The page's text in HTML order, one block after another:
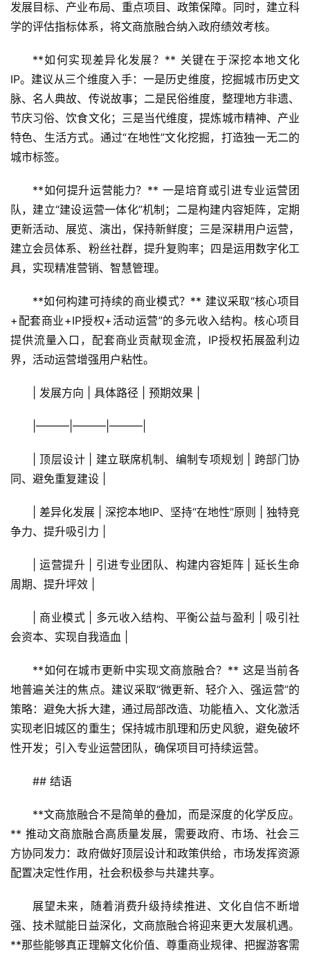
乡
村
振
智
慧
旅
游
+
文
旅
社
区
登录 注册
发展目标、产业布局、重点项目、政策保障。同时，建立科
学的评估指标体系，将文商旅融合纳入政府绩效考核。
**如何实现差异化发展？** 关键在于深挖本地文化
IP。建议从三个维度入手：一是历史维度，挖掘城市历史文
脉、名人典故、传说故事；二是民俗维度，整理地方非遗、
节庆习俗、饮食文化；三是当代维度，提炼城市精神、产业
特色、生活方式。通过“在地性”文化挖掘，打造独一无二的
城市标签。
**如何提升运营能力？** 一是培育或引进专业运营团
队，建立“建设运营一体化”机制；二是构建内容矩阵，定期
更新活动、展览、演出，保持新鲜度；三是深耕用户运营，
建立会员体系、粉丝社群，提升复购率；四是运用数字化工
具，实现精准营销、智慧管理。
**如何构建可持续的商业模式？** 建议采取“核心项目
+配套商业+IP授权+活动运营”的多元收入结构。核心项目
提供流量入口，配套商业贡献现金流，IP授权拓展盈利边
界，活动运营增强用户粘性。
| 发展方向 | 具体路径 | 预期效果 |
|———|———|———|
| 顶层设计 | 建立联席机制、编制专项规划 | 跨部门协
同、避免重复建设 |
| 差异化发展 | 深挖本地IP、坚持“在地性”原则 | 独特竞
争力、提升吸引力 |
| 运营提升 | 引进专业团队、构建内容矩阵 | 延长生命
周期、提升坪效 |
| 商业模式 | 多元收入结构、平衡公益与盈利 | 吸引社
会资本、实现自我造血 |
**如何在城市更新中实现文商旅融合？** 这是当前各
地普遍关注的焦点。建议采取“微更新、轻介入、强运营”的
策略：避免大拆大建，通过局部改造、功能植入、文化激活
实现老旧城区的重生；保持城市肌理和历史风貌，避免破坏
性开发；引入专业运营团队，确保项目可持续运营。
## 结语
**文商旅融合不是简单的叠加，而是深度的化学反应。
** 推动文商旅融合高质量发展，需要政府、市场、社会三
方协同发力：政府做好顶层设计和政策供给，市场发挥资源
配置决定性作用，社会积极参与共建共享。
展望未来，随着消费升级持续推进、文化自信不断增
强、技术赋能日益深化，文商旅融合将迎来更大发展机遇。
**那些能够真正理解文化价值、尊重商业规律、把握游客需